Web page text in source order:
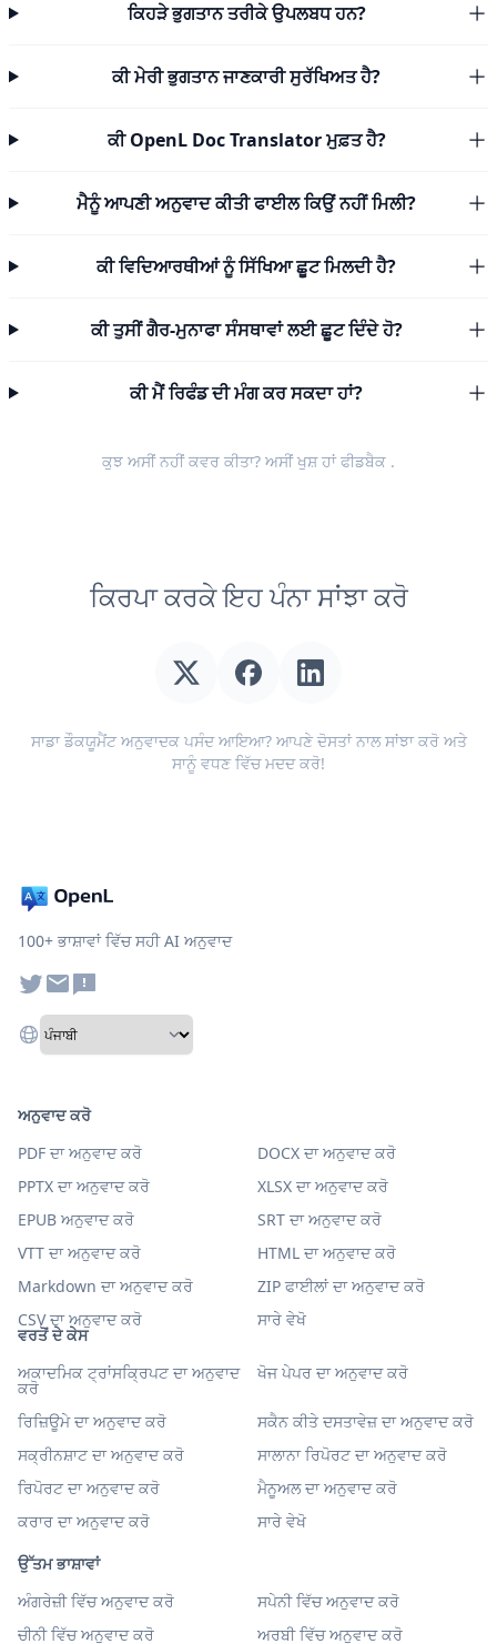
ਕਿਹੜੇ ਭੁਗਤਾਨ ਤਰੀਕੇ ਉਪਲਬਧ ਹਨ?
ਕੀ ਮੇਰੀ ਭੁਗਤਾਨ ਜਾਣਕਾਰੀ ਸੁਰੱਖਿਅਤ ਹੈ?
ਕੀ OpenL Doc Translator ਮੁਫ਼ਤ ਹੈ?
ਮੈਨੂੰ ਆਪਣੀ ਅਨੁਵਾਦ ਕੀਤੀ ਫਾਈਲ ਕਿਉਂ ਨਹੀਂ ਮਿਲੀ?
ਕੀ ਵਿਦਿਆਰਥੀਆਂ ਨੂੰ ਸਿੱਖਿਆ ਛੂਟ ਮਿਲਦੀ ਹੈ?
ਕੀ ਤੁਸੀਂ ਗੈਰ-ਮੁਨਾਫਾ ਸੰਸਥਾਵਾਂ ਲਈ ਛੂਟ ਦਿੰਦੇ ਹੋ?
ਕੀ ਮੈਂ ਰਿਫੰਡ ਦੀ ਮੰਗ ਕਰ ਸਕਦਾ ਹਾਂ?
ਕੁਝ ਅਸੀਂ ਨਹੀਂ ਕਵਰ ਕੀਤਾ? ਅਸੀਂ ਖੁਸ਼ ਹਾਂਫੀਡਬੈਕ .
ਕਿਰਪਾ ਕਰਕੇ ਇਹ ਪੰਨਾ ਸਾਂਝਾ ਕਰੋ
ਸਾਡਾ ਡੌਕਯੂਮੈਂਟ ਅਨੁਵਾਦਕ ਪਸੰਦ ਆਇਆ? ਆਪਣੇ ਦੋਸਤਾਂ ਨਾਲ ਸਾਂਝਾ ਕਰੋ ਅਤੇ
ਸਾਨੂੰ ਵਧਣ ਵਿੱਚ ਮਦਦ ਕਰੋ!
100+ ਭਾਸ਼ਾਵਾਂ ਵਿੱਚ ਸਹੀ AI ਅਨੁਵਾਦ
ਵਰਤੋਂ ਦੇ ਕੇਸ
ਅਕਾਦਮਿਕ ਟ੍ਰਾਂਸਕ੍ਰਿਪਟ ਦਾ ਅਨੁਵਾਦ
ਕਰੋ
ਖੋਜ ਪੇਪਰ ਦਾ ਅਨੁਵਾਦ ਕਰੋ
ਰਿਜ਼ਿਊਮੇ ਦਾ ਅਨੁਵਾਦ ਕਰੋ
ਸਕੈਨ ਕੀਤੇ ਦਸਤਾਵੇਜ਼ ਦਾ ਅਨੁਵਾਦ ਕਰੋ
ਸਕ੍ਰੀਨਸ਼ਾਟ ਦਾ ਅਨੁਵਾਦ ਕਰੋ
ਸਾਲਾਨਾ ਰਿਪੋਰਟ ਦਾ ਅਨੁਵਾਦ ਕਰੋ
ਰਿਪੋਰਟ ਦਾ ਅਨੁਵਾਦ ਕਰੋ
ਮੈਨੂਅਲ ਦਾ ਅਨੁਵਾਦ ਕਰੋ
ਕਰਾਰ ਦਾ ਅਨੁਵਾਦ ਕਰੋ
ਸਾਰੇ ਵੇਖੋ
ਉੱਤਮ ਭਾਸ਼ਾਵਾਂ
ਅੰਗਰੇਜ਼ੀ ਵਿੱਚ ਅਨੁਵਾਦ ਕਰੋ
ਸਪੇਨੀ ਵਿੱਚ ਅਨੁਵਾਦ ਕਰੋ
ਚੀਨੀ ਵਿੱਚ ਅਨੁਵਾਦ ਕਰੋ
ਅਰਬੀ ਵਿੱਚ ਅਨੁਵਾਦ ਕਰੋ
ਅਨੁਵਾਦ ਕਰੋ
PDF ਦਾ ਅਨੁਵਾਦ ਕਰੋ
DOCX ਦਾ ਅਨੁਵਾਦ ਕਰੋ
PPTX ਦਾ ਅਨੁਵਾਦ ਕਰੋ
XLSX ਦਾ ਅਨੁਵਾਦ ਕਰੋ
EPUB ਅਨੁਵਾਦ ਕਰੋ
SRT ਦਾ ਅਨੁਵਾਦ ਕਰੋ
VTT ਦਾ ਅਨੁਵਾਦ ਕਰੋ
HTML ਦਾ ਅਨੁਵਾਦ ਕਰੋ
Markdown ਦਾ ਅਨੁਵਾਦ ਕਰੋ
ZIP ਫਾਈਲਾਂ ਦਾ ਅਨੁਵਾਦ ਕਰੋ
CSV ਦਾ ਅਨੁਵਾਦ ਕਰੋ
ਸਾਰੇ ਵੇਖੋ